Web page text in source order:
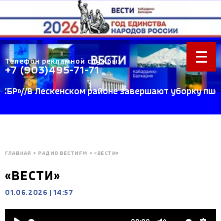
Телефон рекламной службы:
+7 (903)495-71-71
Лескенском районе завершают уборку
ГЛАВНАЯ > РАДИО ВЕСТИFM > «ВЕСТИ»
«ВЕСТИ»
01.06.2026 14:57